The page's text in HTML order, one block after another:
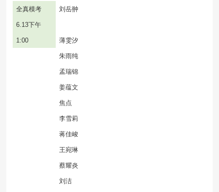
全真模考 刘岳翀
6.13下午
1:00 薄雯汐
朱雨纯
孟瑞锦
姜蕴文
焦点
李雪莉
蒋佳峻
王宛琳
蔡耀炎
刘洁